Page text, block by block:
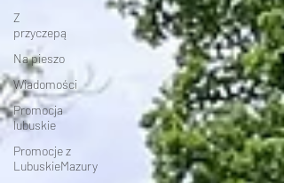
Z
przyczepą
Na pieszo
Wiadomości
Promocja
lubuskie
Promocje z
LubuskieMazury